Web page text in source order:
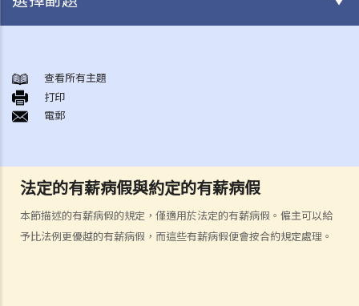
法定的有薪病假與約定的有薪病假
本節描述的有薪病假的規定，僅適用於法定的有薪病假。僱主可以給
予比法例更優越的有薪病假，而這些有薪病假便會按合約規定處理。
A. 「僱傭合約」之闡釋
1. 僱傭合約的持續期是多久？
2. 甚麼是「連續性」僱傭合約？
3. 僱主是否可以選擇簽訂一系列較短且間斷的僱傭合同，以避免向僱員
提供法定福利和權益？
3. 如何分辨「僱傭合約」以及「獨立承包商（或自僱人士）之服務合
查看所有主題
打印
電郵